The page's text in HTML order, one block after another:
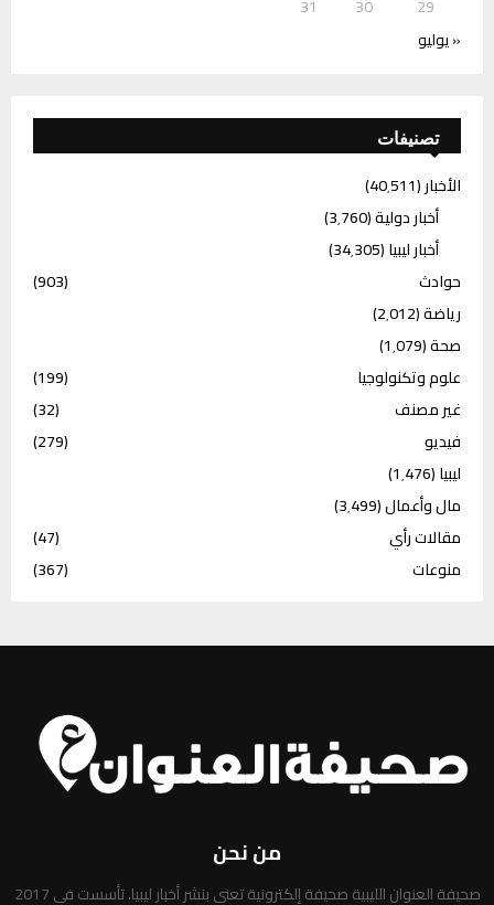
29
30
31
« يوليو
تصنيفات
الأخبار(40٬511)
أخبار دولية(3٬760)
أخبار ليبيا(34٬305)
حوادث
(903)
رياضة(2٬012)
صحة(1٬079)
علوم وتكنولوجيا
(199)
غير مصنف
(32)
فيديو
(279)
ليبيا(1٬476)
مال وأعمال(3٬499)
مقالات رأي
(47)
منوعات
(367)
من نحن
صحيفة العنوان الليبية صحيفة إلكترونية تعني بنشر أخبار ليبيا. تأسست في 2017